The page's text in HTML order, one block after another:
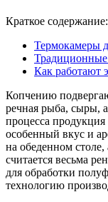
Краткое содержание:
Термокамеры
Традиционные
Как работают
Копчению
речная рыба, сыры,
процесса продукция
особенный вкус и
на обеденном
считается весьма
для обработки
технологию